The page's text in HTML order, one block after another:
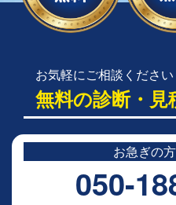
お気軽にご相談ください
無料の診断・見
お急ぎの
050-